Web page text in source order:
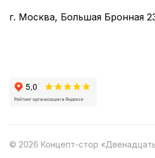
г. Москва, Большая Бронная
© 2026 Концепт-стор